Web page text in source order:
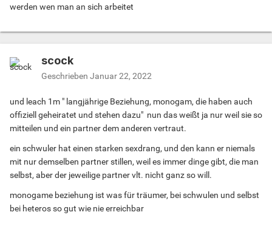
werden wen man an sich arbeitet
scock
Geschrieben Januar 22, 2022
und leach 1m " langjährige Beziehung, monogam, die haben auch
offiziell geheiratet und stehen dazu" nun das weißt ja nur weil sie so
mitteilen und ein partner dem anderen vertraut.
ein schwuler hat einen starken sexdrang, und den kann er niemals
mit nur demselben partner stillen, weil es immer dinge gibt, die man
selbst, aber der jeweilige partner vlt. nicht ganz so will.
monogame beziehung ist was für träumer, bei schwulen und selbst
bei heteros so gut wie nie erreichbar